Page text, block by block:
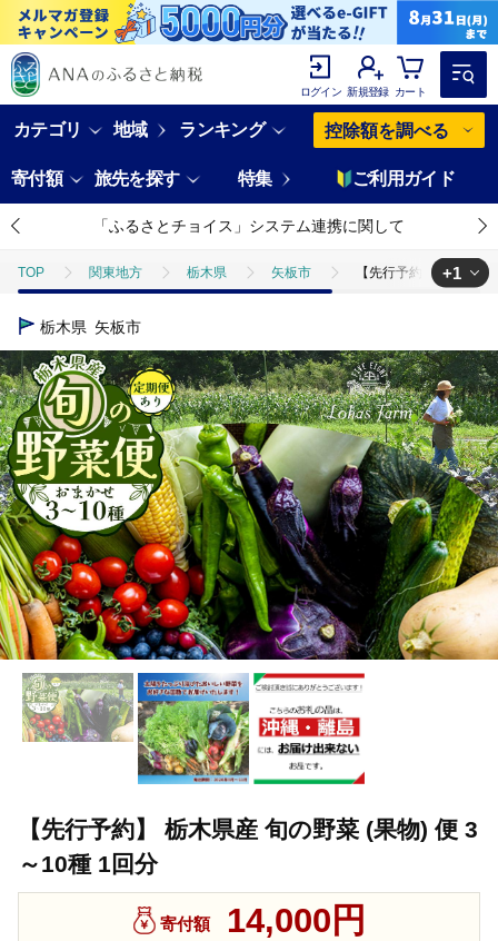
ログイン 新規登録 カート
カテゴリ 地域 ランキング 控除額を調べる
寄付額 旅先を探す 特集 ご利用ガイド
「ふるさとチョイス」システム連携に関して
TOP 関東地方 栃木県 矢板市 【先行予約】 栃木県
TOP
+1
栃木県 矢板市
【先行予約】 栃木県産 旬の野菜 (果物) 便 3
～10種 1回分
寄付額 14,000円